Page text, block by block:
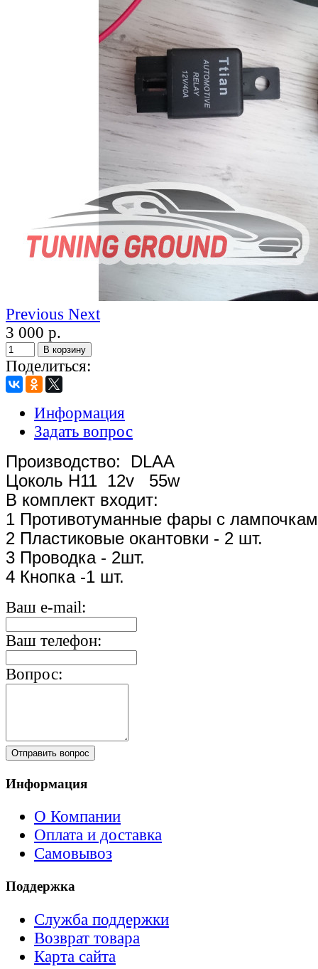
Previous Next
3 000 р.
В корзину
Поделиться:
Информация
Задать вопрос
Производство: DLAA
Цоколь H11 12v 55w
В комплект входит:
1 Противотуманные фары с
2 Пластиковые окантовки - 2 шт.
3 Проводка - 2шт.
4 Кнопка -1 шт.
Ваш e-mail:
Ваш телефон:
Вопрос:
Отправить вопрос
Информация
О Компании
Оплата и доставка
Самовывоз
Поддержка
Служба поддержки
Возврат товара
Карта сайта